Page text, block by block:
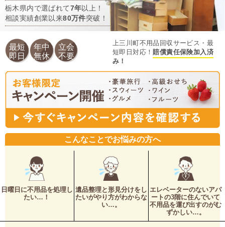
栃木県内で選ばれて7年以上！
相談実績創業以来80万件突破！
最短
即日
年中
無休
立会
不要
上三川町不用品回収サービス・最
短即日対応！ 賠償責任保険加入済
み！
こんなことでお悩みの方へ
日曜日に不用品を処理し
たい…！
遺品整理と形見分けをし
たいがやり方がわからな
い…。
エレベーターのないアパ
ートの3階に住んでいて
不用品を運び出すのがむ
ずかしい…。